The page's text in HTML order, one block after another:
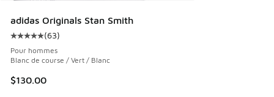
adidas Originals Stan Smith
Cote moyenne du client - [5 sur 5 étoiles], 63
(63)
Pour hommes
Blanc de course / Vert / Blanc
$130.00